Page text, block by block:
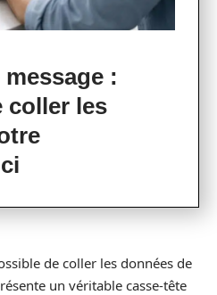
:
coller les
de coller les données de
un véritable casse-tête